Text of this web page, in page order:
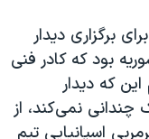
برگزاری دیدار
بود که کادر فنی
که دیدار
چندانی نمی‌کند، از
اسپانیایی تیم